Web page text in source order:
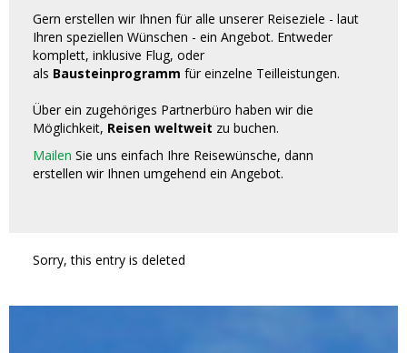
Gern erstellen wir Ihnen für alle unserer Reiseziele - laut
Ihren speziellen Wünschen - ein Angebot. Entweder
komplett, inklusive Flug, oder
als Bausteinprogramm für einzelne Teilleistungen.
Über ein zugehöriges Partnerbüro haben wir die
Möglichkeit, Reisen weltweit zu buchen.
Mailen Sie uns einfach Ihre Reisewünsche, dann
erstellen wir Ihnen umgehend ein Angebot.
Sorry, this entry is deleted